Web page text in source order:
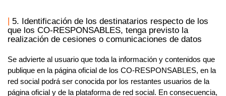
5. Identificación de los destinatarios respecto de los
que los CO-RESPONSABLES, tenga previsto la
realización de cesiones o comunicaciones de datos
Se advierte al usuario que toda la información y contenidos que
publique en la página oficial de los CO-RESPONSABLES, en la
red social podrá ser conocida por los restantes usuarios de la
página oficial y de la plataforma de red social. En consecuencia,